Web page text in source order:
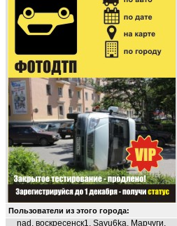
Пользователи из этого города:
nad , воскресенск1, Savu6ka, Марчуги,